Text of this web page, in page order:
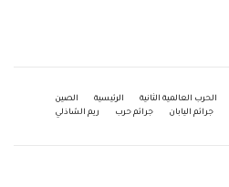
الحرب العالمية الثانية الرئيسية
الصين
جرائم اليابان جرائم حرب ريم الشاذلي